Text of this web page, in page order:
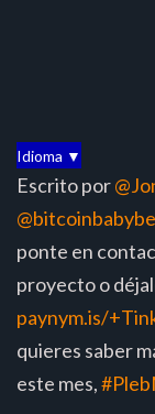
Idioma ▼
Escrito por
ponte en
proyecto o
paynym.is/
quieres saber
este mes,